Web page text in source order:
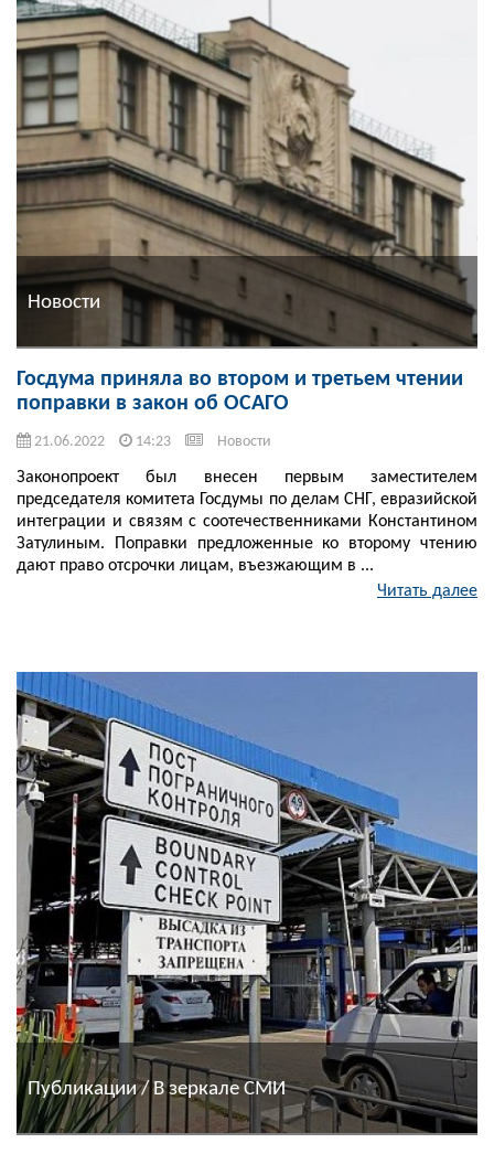
Новости
Госдума приняла во втором и третьем чтении
поправки в закон об ОСАГО
21.06.2022 14:23 Новости
Законопроект был внесен первым заместителем
председателя комитета Госдумы по делам СНГ, евразийской
интеграции и связям с соотечественниками Константином
Затулиным. Поправки предложенные ко второму чтению
дают право отсрочки лицам, въезжающим в ...
Читать далее
Публикации / В зеркале СМИ